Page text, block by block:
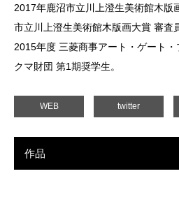
2017年鹿沼市立川上澄生美術館木版
市立川上澄生美術館木版画大賞 審査
2015年度 三菱商事アート・ゲート
クマ財団 第1期奨学生。
WEB twitter
作品